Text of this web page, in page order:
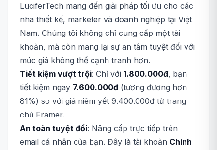
LuciferTech mang đến giải pháp tối ưu cho các
nhà thiết kế, marketer và doanh nghiệp tại Việt
Nam. Chúng tôi không chỉ cung cấp một tài
khoản, mà còn mang lại sự an tâm tuyệt đối với
mức giá không thể cạnh tranh hơn.
Tiết kiệm vượt trội: Chỉ với 1.800.000đ, bạn
tiết kiệm ngay 7.600.000đ (tương đương hơn
81%) so với giá niêm yết 9.400.000đ từ trang
chủ Framer.
An toàn tuyệt đối: Nâng cấp trực tiếp trên
email cá nhân của bạn. Đây là tài khoản Chính